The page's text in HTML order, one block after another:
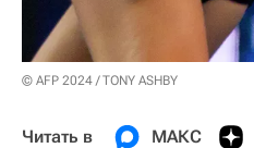
© AFP 2024 / TONY ASHBY
Читать в МАКС